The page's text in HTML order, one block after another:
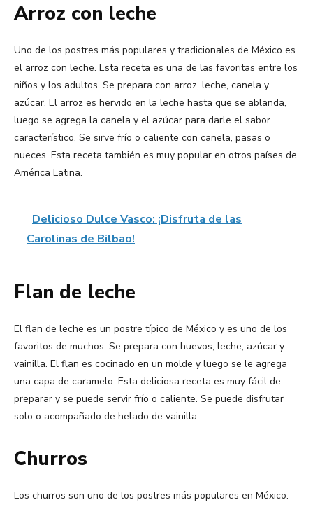
Arroz con leche
Uno de los postres más populares y tradicionales de México es
el arroz con leche. Esta receta es una de las favoritas entre los
niños y los adultos. Se prepara con arroz, leche, canela y
azúcar. El arroz es hervido en la leche hasta que se ablanda,
luego se agrega la canela y el azúcar para darle el sabor
característico. Se sirve frío o caliente con canela, pasas o
nueces. Esta receta también es muy popular en otros países de
América Latina.
Delicioso Dulce Vasco: ¡Disfruta de las
Carolinas de Bilbao!
Flan de leche
El flan de leche es un postre típico de México y es uno de los
favoritos de muchos. Se prepara con huevos, leche, azúcar y
vainilla. El flan es cocinado en un molde y luego se le agrega
una capa de caramelo. Esta deliciosa receta es muy fácil de
preparar y se puede servir frío o caliente. Se puede disfrutar
solo o acompañado de helado de vainilla.
Churros
Los churros son uno de los postres más populares en México.